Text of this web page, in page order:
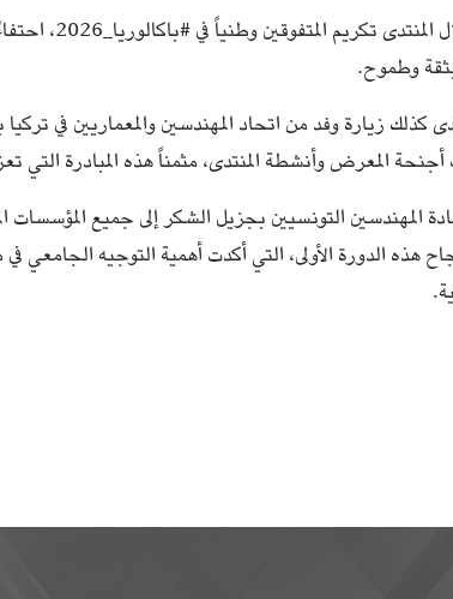
كما تم خلال
بثقة وطموح.
كذلك زيارة وفد من اتحاد المهندسين والمعماريين في
المعرض وأنشطة المنتدى، مثمناً هذه المبادرة التي
المهندسين التونسيين بجزيل الشكر إلى جميع المؤسسات
هذه الدورة الأولى، التي أكدت أهمية التوجيه الجامعي